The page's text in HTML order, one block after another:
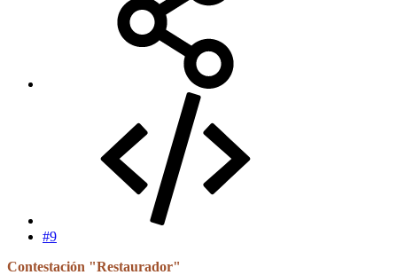
#9
Contestación "Restaurador"